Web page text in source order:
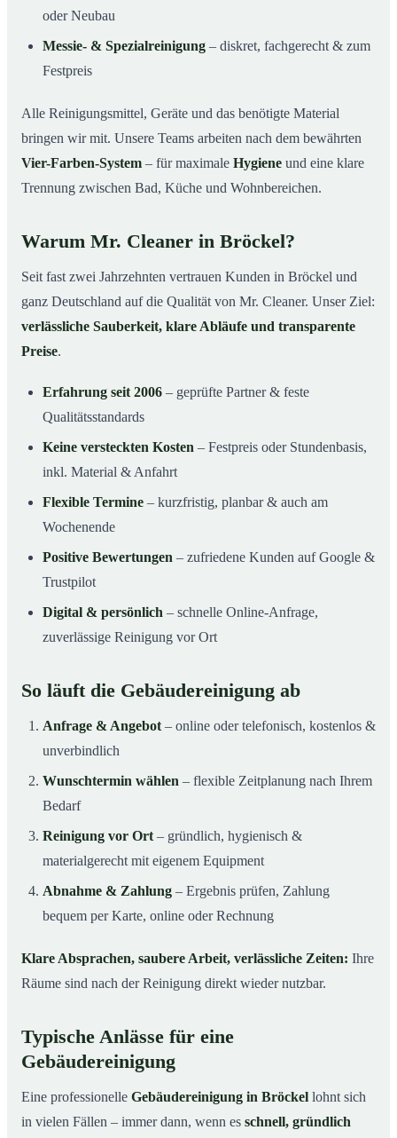
oder Neubau
Messie- & Spezialreinigung – diskret, fachgerecht & zum
Festpreis
Alle Reinigungsmittel, Geräte und das benötigte Material
bringen wir mit. Unsere Teams arbeiten nach dem bewährten
Vier-Farben-System – für maximale Hygiene und eine klare
Trennung zwischen Bad, Küche und Wohnbereichen.
Warum Mr. Cleaner in Bröckel?
Seit fast zwei Jahrzehnten vertrauen Kunden in Bröckel und
ganz Deutschland auf die Qualität von Mr. Cleaner. Unser Ziel:
verlässliche Sauberkeit, klare Abläufe und transparente
Preise.
Erfahrung seit 2006 – geprüfte Partner & feste
Qualitätsstandards
Keine versteckten Kosten – Festpreis oder Stundenbasis,
inkl. Material & Anfahrt
Flexible Termine – kurzfristig, planbar & auch am
Wochenende
Positive Bewertungen – zufriedene Kunden auf Google &
Trustpilot
Digital & persönlich – schnelle Online-Anfrage,
zuverlässige Reinigung vor Ort
So läuft die Gebäudereinigung ab
Anfrage & Angebot – online oder telefonisch, kostenlos &
unverbindlich
Wunschtermin wählen – flexible Zeitplanung nach Ihrem
Bedarf
Reinigung vor Ort – gründlich, hygienisch &
materialgerecht mit eigenem Equipment
Abnahme & Zahlung – Ergebnis prüfen, Zahlung
bequem per Karte, online oder Rechnung
Klare Absprachen, saubere Arbeit, verlässliche Zeiten: Ihre
Räume sind nach der Reinigung direkt wieder nutzbar.
Typische Anlässe für eine
Gebäudereinigung
Eine professionelle Gebäudereinigung in Bröckel lohnt sich
in vielen Fällen – immer dann, wenn es schnell, gründlich